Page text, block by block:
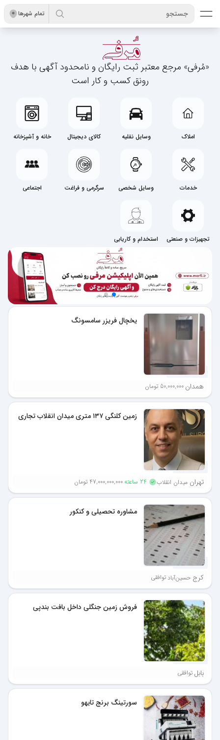
تمام شهر‌ها جستجو
«مُرفی» مرجع معتبر ثبت رایگان و نامحدود آگهی با هدف
رونق کسب‌ و کار است
املاک وسایل نقلیه کالای دیجیتال خانه و آشپزخانه
خدمات وسایل شخصی سرگرمی و فراغت اجتماعی
تجهیزات و صنعتی استخدام و کاریابی
یخچال فریزر سامسونگ
همدان 50,000,000 تومان
1 ماه پیش
زمین کلنگی ۱۳۷ متری میدان انقلاب تجاری
تهران میدان انقلاب 47,000,000,000 تومان
1 ماه پیش
مشاوره تحصیلی و کنکور
کرج حسین‌آباد توافقی
1 ماه پیش
فروش زمین جنگلی داخل بافت بندپی
بابل توافقی
سورتینگ برنج تایهو